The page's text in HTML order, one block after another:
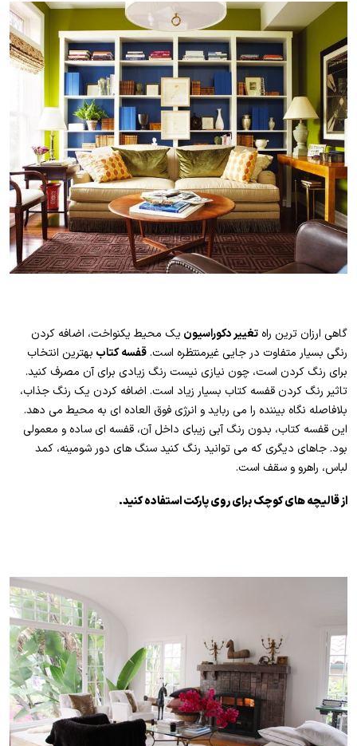
گاهی ارزان ترین راه تغییر دکوراسیون یک محیط یکنواخت، اضافه کردن
رنگی بسیار متفاوت در جایی غیرمنتظره است.قفسه کتاب بهترین انتخاب
برای رنگ کردن است، چون نیازی نیست رنگ زیادی برای آن مصرف کنید.
تاثیر رنگ کردن قفسه کتاب بسیار زیاد است. اضافه کردن یک رنگ جذاب،
بلافاصله نگاه بیننده را می رباید و انرژی فوق العاده ای به محیط می دهد.
این قفسه کتاب، بدون رنگ آبی زیبای داخل آن، قفسه ای ساده و معمولی
بود. جاهای دیگری که می توانید رنگ کنید سنگ های دور شومینه، کمد
لباس، راهرو و سقف است.
از قالیچه های کوچک برای روی پارکت استفاده کنید.